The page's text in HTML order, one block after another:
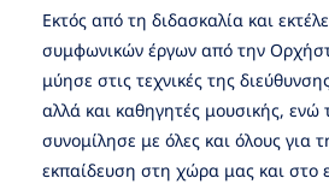
Εκτός από τη διδασκαλία και
συμφωνικών έργων από την
μύησε στις τεχνικές της
αλλά και καθηγητές μουσικής, ενώ
συνομίλησε με όλες και όλους για
εκπαίδευση στη χώρα μας και στο